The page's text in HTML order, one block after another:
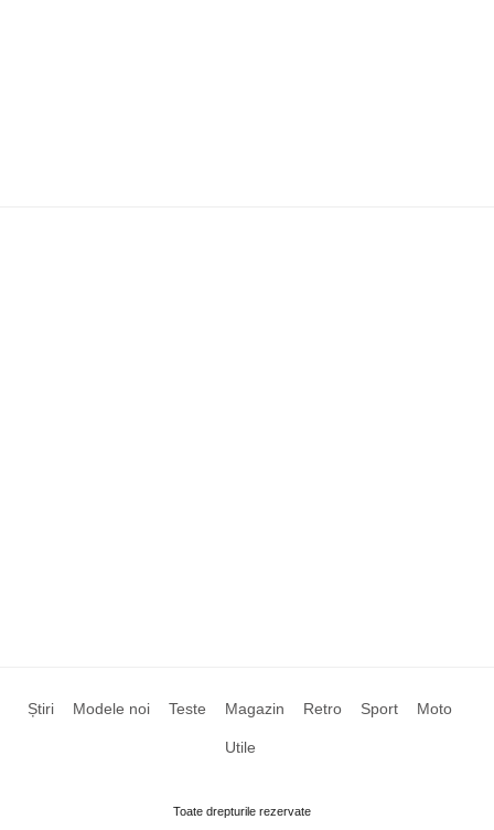
Știri Modele noi Teste Magazin Retro Sport Moto
Utile
Toate drepturile rezervate